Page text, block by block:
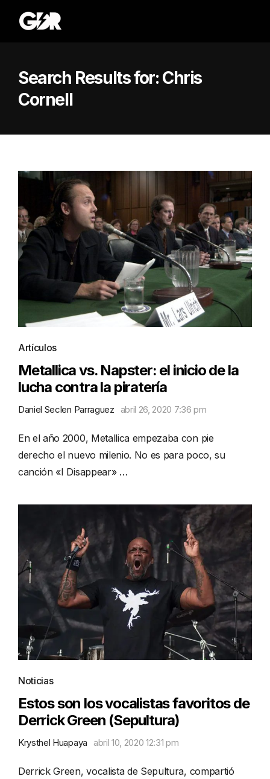
Search Results for:Chris
Cornell
Artículos
Metallica vs. Napster: el inicio de la
lucha contra la piratería
Daniel Seclen Parraguez abril 26, 2020 7:36 pm
En el año 2000, Metallica empezaba con pie
derecho el nuevo milenio. No es para poco, su
canción «I Disappear» …
Noticias
Estos son los vocalistas favoritos de
Derrick Green (Sepultura)
Krysthel Huapaya abril 10, 2020 12:31 pm
Derrick Green, vocalista de Sepultura, compartió